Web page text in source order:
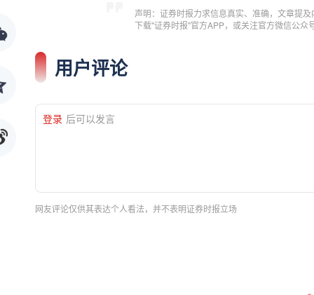
声明：证券时报力求信息真实、准确，文章提
下载"证券时报"官方APP，或关注官方微信公
用户评论
登录 后可以发言
网友评论仅供其表达个人看法，并不表明证券时报立场